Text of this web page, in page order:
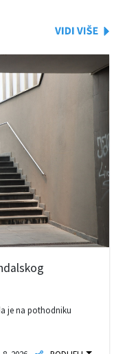
je na pothodniku